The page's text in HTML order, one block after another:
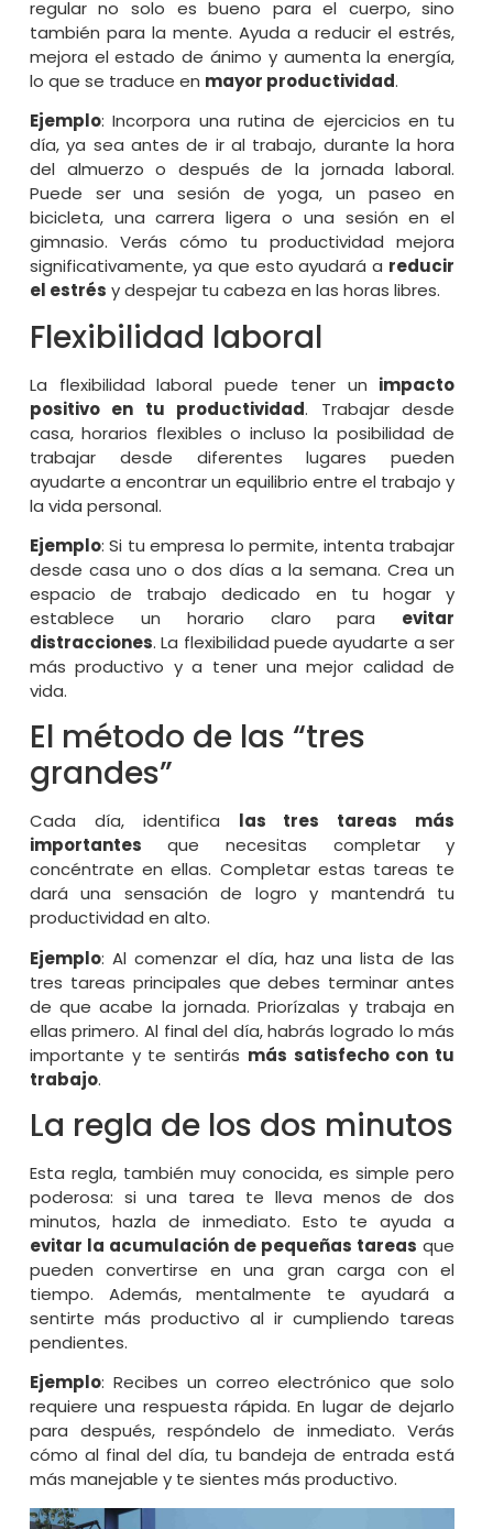
regular no solo es bueno para el cuerpo, sino
también para la mente. Ayuda a reducir el estrés,
mejora el estado de ánimo y aumenta la energía,
lo que se traduce en mayor productividad.
Ejemplo: Incorpora una rutina de ejercicios en tu
día, ya sea antes de ir al trabajo, durante la hora
del almuerzo o después de la jornada laboral.
Puede ser una sesión de yoga, un paseo en
bicicleta, una carrera ligera o una sesión en el
gimnasio. Verás cómo tu productividad mejora
significativamente, ya que esto ayudará a reducir
el estrés y despejar tu cabeza en las horas libres.
Flexibilidad laboral
La flexibilidad laboral puede tener un impacto
positivo en tu productividad. Trabajar desde
casa, horarios flexibles o incluso la posibilidad de
trabajar desde diferentes lugares pueden
ayudarte a encontrar un equilibrio entre el trabajo y
la vida personal.
Ejemplo: Si tu empresa lo permite, intenta trabajar
desde casa uno o dos días a la semana. Crea un
espacio de trabajo dedicado en tu hogar y
establece un horario claro para evitar
distracciones. La flexibilidad puede ayudarte a ser
más productivo y a tener una mejor calidad de
vida.
El método de las “tres
grandes”
Cada día, identifica las tres tareas más
importantes que necesitas completar y
concéntrate en ellas. Completar estas tareas te
dará una sensación de logro y mantendrá tu
productividad en alto.
Ejemplo: Al comenzar el día, haz una lista de las
tres tareas principales que debes terminar antes
de que acabe la jornada. Priorízalas y trabaja en
ellas primero. Al final del día, habrás logrado lo más
importante y te sentirás más satisfecho con tu
trabajo.
La regla de los dos minutos
Esta regla, también muy conocida, es simple pero
poderosa: si una tarea te lleva menos de dos
minutos, hazla de inmediato. Esto te ayuda a
evitar la acumulación de pequeñas tareas que
pueden convertirse en una gran carga con el
tiempo. Además, mentalmente te ayudará a
sentirte más productivo al ir cumpliendo tareas
pendientes.
Ejemplo: Recibes un correo electrónico que solo
requiere una respuesta rápida. En lugar de dejarlo
para después, respóndelo de inmediato. Verás
cómo al final del día, tu bandeja de entrada está
más manejable y te sientes más productivo.